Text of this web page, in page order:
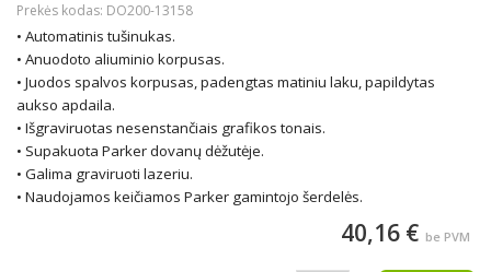
Prekės kodas: DO200-13158
• Automatinis tušinukas.
• Anuodoto aliuminio korpusas.
• Juodos spalvos korpusas, padengtas matiniu laku, papildytas
aukso apdaila.
• Išgraviruotas nesenstančiais grafikos tonais.
• Supakuota Parker dovanų dėžutėje.
• Galima graviruoti lazeriu.
• Naudojamos keičiamos Parker gamintojo šerdelės.
40,16 € be PVM